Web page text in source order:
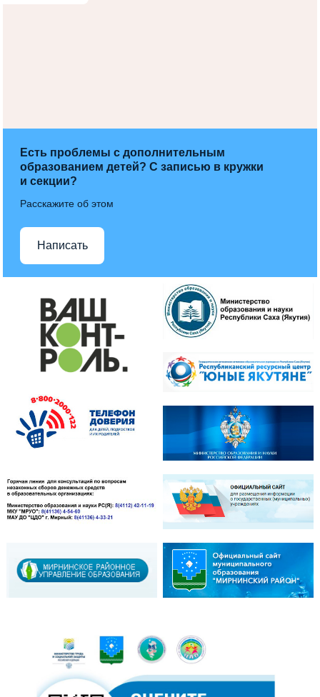
Есть проблемы с дополнительным
образованием детей? С записью в кружки
и секции?
Расскажите об этом
Написать